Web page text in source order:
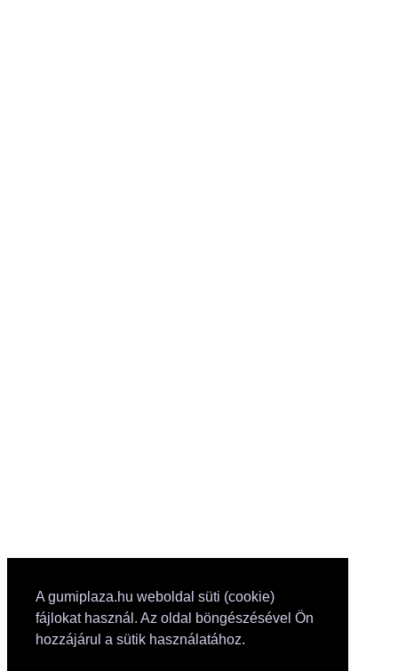
A gumiplaza.hu weboldal süti (cookie)
fájlokat használ. Az oldal böngészésével Ön
hozzájárul a sütik használatához.